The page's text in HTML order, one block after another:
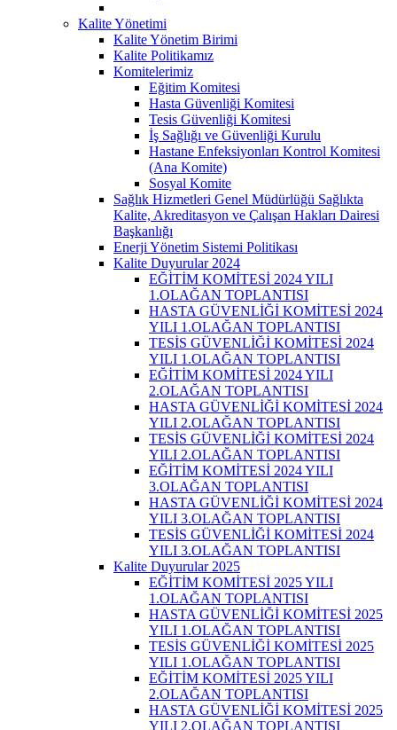
Kalite Yönetimi
Kalite Yönetim Birimi
Kalite Politikamız
Komitelerimiz
Eğitim Komitesi
Hasta Güvenliği Komitesi
Tesis Güvenliği Komitesi
İş Sağlığı ve Güvenliği Kurulu
Hastane Enfeksiyonları Kontrol Komitesi
(Ana Komite)
Sosyal Komite
Sağlık Hizmetleri Genel Müdürlüğü Sağlıkta
Kalite, Akreditasyon ve Çalışan Hakları Dairesi
Başkanlığı
Enerji Yönetim Sistemi Politikası
Kalite Duyurular 2024
EĞİTİM KOMİTESİ 2024 YILI
1.OLAĞAN TOPLANTISI
HASTA GÜVENLİĞİ KOMİTESİ 2024
YILI 1.OLAĞAN TOPLANTISI
TESİS GÜVENLİĞİ KOMİTESİ 2024
YILI 1.OLAĞAN TOPLANTISI
EĞİTİM KOMİTESİ 2024 YILI
2.OLAĞAN TOPLANTISI
HASTA GÜVENLİĞİ KOMİTESİ 2024
YILI 2.OLAĞAN TOPLANTISI
TESİS GÜVENLİĞİ KOMİTESİ 2024
YILI 2.OLAĞAN TOPLANTISI
EĞİTİM KOMİTESİ 2024 YILI
3.OLAĞAN TOPLANTISI
HASTA GÜVENLİĞİ KOMİTESİ 2024
YILI 3.OLAĞAN TOPLANTISI
TESİS GÜVENLİĞİ KOMİTESİ 2024
YILI 3.OLAĞAN TOPLANTISI
Kalite Duyurular 2025
EĞİTİM KOMİTESİ 2025 YILI
1.OLAĞAN TOPLANTISI
HASTA GÜVENLİĞİ KOMİTESİ 2025
YILI 1.OLAĞAN TOPLANTISI
TESİS GÜVENLİĞİ KOMİTESİ 2025
YILI 1.OLAĞAN TOPLANTISI
EĞİTİM KOMİTESİ 2025 YILI
2.OLAĞAN TOPLANTISI
HASTA GÜVENLİĞİ KOMİTESİ 2025
YILI 2.OLAĞAN TOPLANTISI